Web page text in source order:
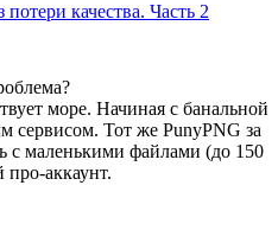
качества. Часть 2
море. Начиная с банальной
сервисом. Тот же PunyPNG за
с маленькими файлами (до 150
аккаунт.